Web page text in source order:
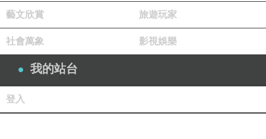
藝文欣賞 旅遊玩家
社會萬象 影視娛樂
我的站台
登入